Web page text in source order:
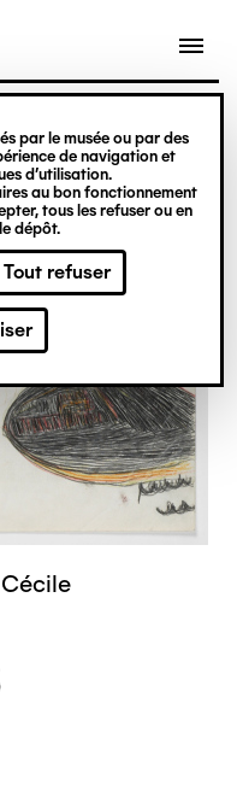
par le musée ou par des
de navigation et
d’utilisation.
au bon fonctionnement
tous les refuser ou en
dépôt.
Tout refuser